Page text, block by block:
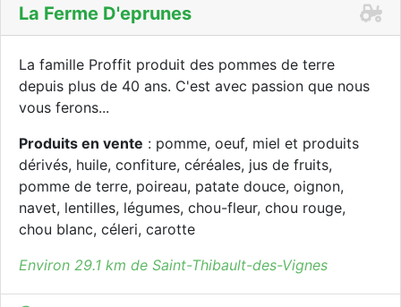
La Ferme D'eprunes
La famille Proffit produit des pommes de terre
depuis plus de 40 ans. C'est avec passion que nous
vous ferons...
Produits en vente : pomme, oeuf, miel et produits
dérivés, huile, confiture, céréales, jus de fruits,
pomme de terre, poireau, patate douce, oignon,
navet, lentilles, légumes, chou-fleur, chou rouge,
chou blanc, céleri, carotte
Environ 29.1 km de Saint-Thibault-des-Vignes